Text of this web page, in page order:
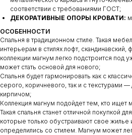
соответствии с требованиями ГОСТ;
ДЕКОРАТИВНЫЕ ОПОРЫ КРОВАТИ:
ОСОБЕННОСТИ
Спальня в традиционном стиле. Такая
интерьерам в стилях лофт,
коллекции магнум легко подстроится
может стать основой для нового;
Спальня будет гармонировать как с
серого, коричневого, так и с текстурами
кирпичом;
Коллекция магнум подойдет тем, кто ищет
Такая спальня станет отличной покупкой
которые только обустраивают свое жилье
определились со стилем. Магнум может